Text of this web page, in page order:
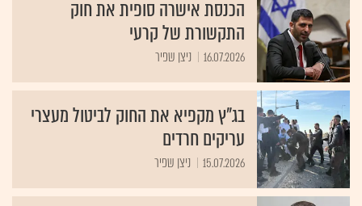
הכנסת אישרה סופית את חוק
התקשורת של קרעי
16.07.2026 ניצן שפיר
בג"ץ מקפיא את החוק לביטול מעצרי
עריקים חרדים
15.07.2026 ניצן שפיר